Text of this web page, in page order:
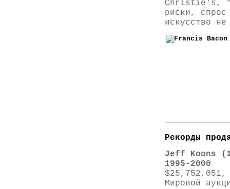
Christie's,
риски, спрос
искусство
Рекорды
Jeff Koons
1995-2000
$25,752,051,
Мировой